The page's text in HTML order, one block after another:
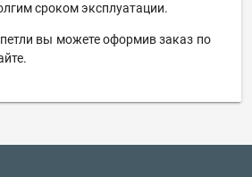
сроком эксплуатации.
вы можете оформив заказ по